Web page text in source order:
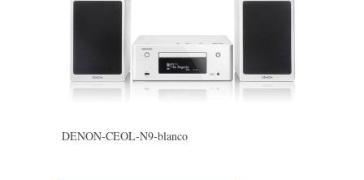
DENON-CEOL-N9-blanco